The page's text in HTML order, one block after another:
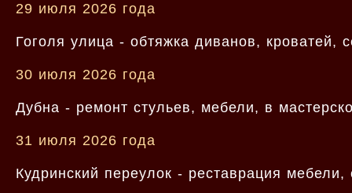
29 июля 2026 года
Гоголя улица - обтяжка диванов, кроватей,
30 июля 2026 года
Дубна - ремонт стульев, мебели, в
31 июля 2026 года
Кудринский переулок - реставрация